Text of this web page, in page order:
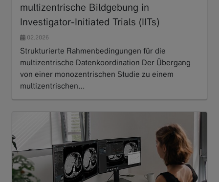
multizentrische Bildgebung in
Investigator-Initiated Trials (IITs)
02.2026
Strukturierte Rahmenbedingungen für die
multizentrische Datenkoordination Der Übergang
von einer monozentrischen Studie zu einem
multizentrischen…